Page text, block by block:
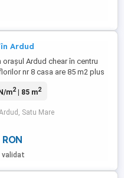
Ardud
oraşul Ardud chear în centru
nr 8 casa are 85 m2 plus
strad foarte liniştit pe o raz de
se poate vizita
m2| 85 m2
Satu Mare
validat